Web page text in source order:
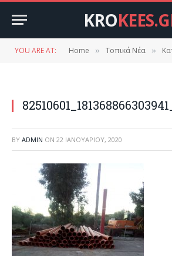
KRO
YOU ARE AT: Home » Τοπικά Νέα »
BY ADMIN ON 22 ΙΑΝΟΥΑΡΊΟΥ, 2020